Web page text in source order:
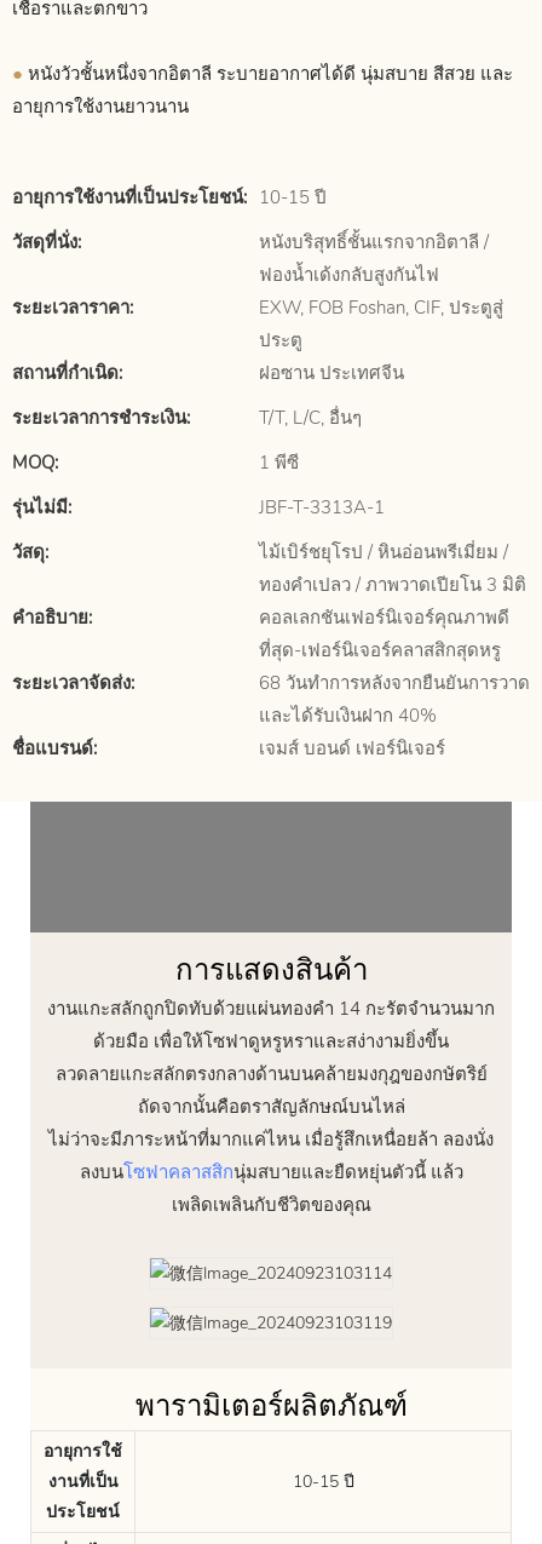
เชื้อราและตกขาว
● หนังวัวชั้นหนึ่งจากอิตาลี ระบายอากาศได้ดี นุ่มสบาย สีสวย และ
อายุการใช้งานยาวนาน
อายุการใช้งานที่เป็นประโยชน์: 10-15 ปี
วัสดุที่นั่ง:
หนังบริสุทธิ์ชั้นแรกจากอิตาลี /
ฟองน้ำเด้งกลับสูงกันไฟ
ระยะเวลาราคา:
EXW, FOB Foshan, CIF, ประตูสู่
ประตู
สถานที่กำเนิด:
ฝอซาน ประเทศจีน
ระยะเวลาการชำระเงิน:
T/T, L/C, อื่นๆ
MOQ:
1 พีซี
รุ่นไม่มี:
JBF-T-3313A-1
วัสดุ:
ไม้เบิร์ชยุโรป / หินอ่อนพรีเมี่ยม /
ทองคำเปลว / ภาพวาดเปียโน 3 มิติ
คำอธิบาย:
คอลเลกชันเฟอร์นิเจอร์คุณภาพดี
ที่สุด-เฟอร์นิเจอร์คลาสสิกสุดหรู
ระยะเวลาจัดส่ง:
68 วันทำการหลังจากยืนยันการวาด
และได้รับเงินฝาก 40%
ชื่อแบรนด์:
เจมส์ บอนด์ เฟอร์นิเจอร์
การแสดงสินค้า
งานแกะสลักถูกปิดทับด้วยแผ่นทองคำ 14 กะรัตจำนวนมาก
ด้วยมือ เพื่อให้โซฟาดูหรูหราและสง่างามยิ่งขึ้น
ลวดลายแกะสลักตรงกลางด้านบนคล้ายมงกุฎของกษัตริย์
ถัดจากนั้นคือตราสัญลักษณ์บนไหล่
ไม่ว่าจะมีภาระหน้าที่มากแค่ไหน เมื่อรู้สึกเหนื่อยล้า ลองนั่ง
ลงบนโซฟาคลาสสิกนุ่มสบายและยืดหยุ่นตัวนี้ แล้ว
เพลิดเพลินกับชีวิตของคุณ
พารามิเตอร์ผลิตภัณฑ์
อายุการใช้
งานที่เป็น
ประโยชน์
10-15 ปี